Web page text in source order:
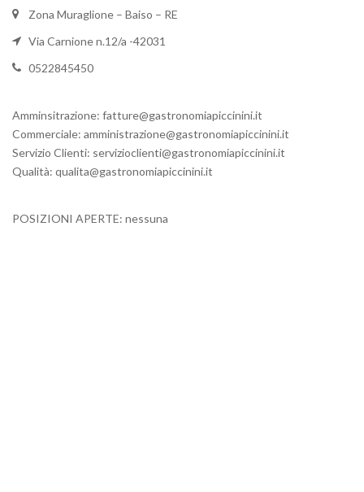
Zona Muraglione – Baiso – RE
Via Carnione n.12/a -42031
0522845450
Amminsitrazione: fatture@gastronomiapiccinini.it
Commerciale: amministrazione@gastronomiapiccinini.it
Servizio Clienti: servizioclienti@gastronomiapiccinini.it
Qualità: qualita@gastronomiapiccinini.it
POSIZIONI APERTE: nessuna